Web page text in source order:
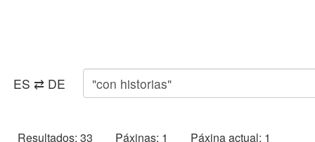
ES ⇄ DE
Resultados: 33 Páxinas: 1 Páxina actual: 1